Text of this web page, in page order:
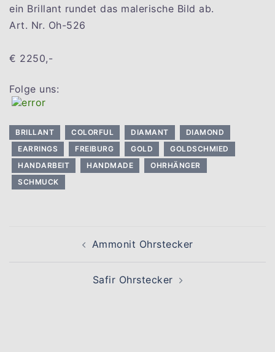
ein Brillant rundet das malerische Bild ab.
Art. Nr. Oh-526
€ 2250,-
Folge uns:
BRILLANT COLORFUL DIAMANT
DIAMOND
EARRINGS
FREIBURG GOLD
GOLDSCHMIED
HANDARBEIT
HANDMADE
OHRHÄNGER
SCHMUCK
Beitragsnavigation
Ammonit Ohrstecker
Safir Ohrstecker